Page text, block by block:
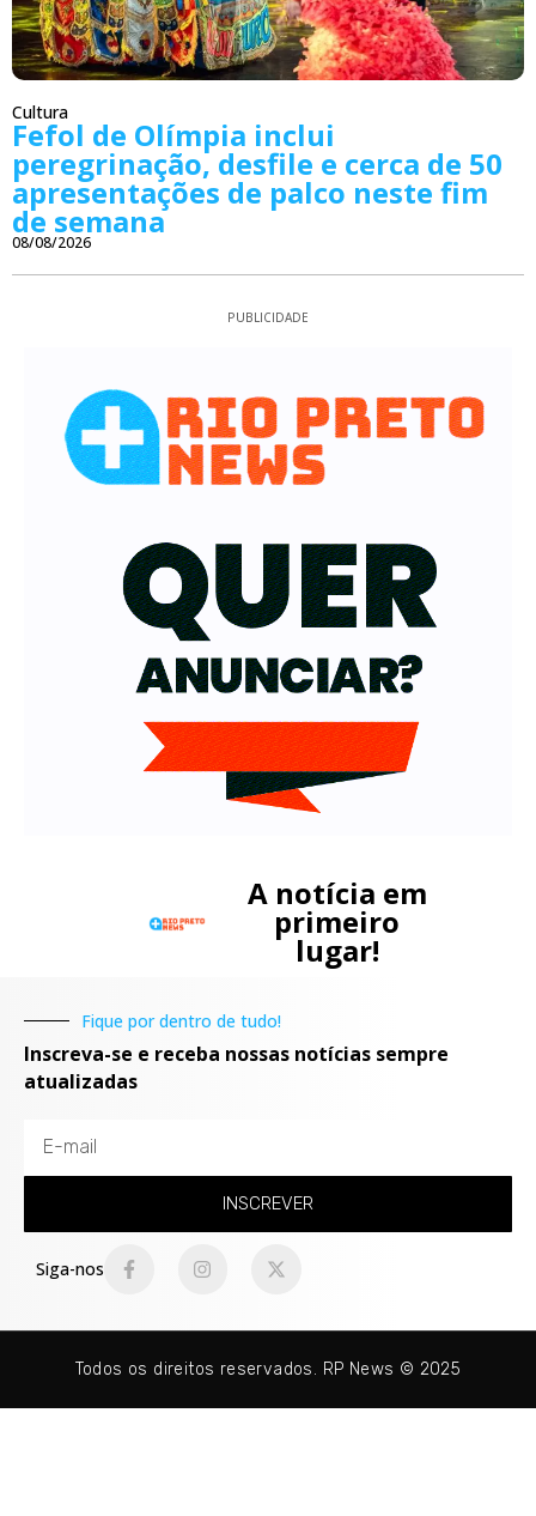
Cultura
Fefol de Olímpia inclui
peregrinação, desfile e cerca de 50
apresentações de palco neste fim
de semana
08/08/2026
PUBLICIDADE
A notícia em
primeiro
lugar!
Fique por dentro de tudo!
Inscreva-se e receba nossas notícias sempre
atualizadas
INSCREVER
Siga-nos
Todos os direitos reservados. RP News © 2025